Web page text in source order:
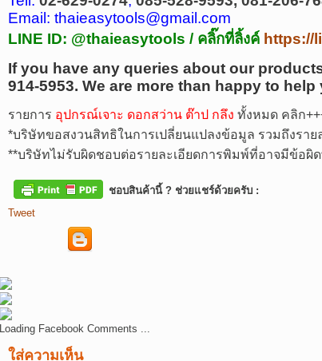
Email: thaieasytools@gmail.com
LINE ID: @thaieasytools / คลิ๊กที่ลิ้งค์ https://
If you have any queries about our
914-5953. We are more than happy to help
รายการ อุปกรณ์เจาะ ดอกสว่าน ต๊าป กลึง ทั้งหมด คลิก
*บริษัทขอสงวนสิทธิในการเปลี่ยนแปลงข้อมูล รวมถึงราย
**บริษัทไม่รับผิดชอบต่อรายละเอียดการพิมพ์ที่อาจมีข้อ
ชอบสินค้านี้ ? ช่วยแชร์ด้วยครับ :
Tweet
Loading Facebook Comments ...
ใส่ความเห็น